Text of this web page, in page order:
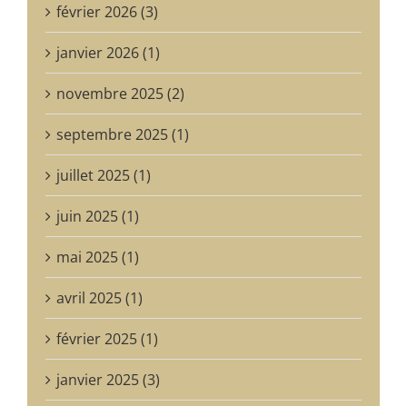
février 2026 (3)
janvier 2026 (1)
novembre 2025 (2)
septembre 2025 (1)
juillet 2025 (1)
juin 2025 (1)
mai 2025 (1)
avril 2025 (1)
février 2025 (1)
janvier 2025 (3)